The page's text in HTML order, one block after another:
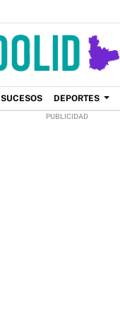
SUCESOS DEPORTES